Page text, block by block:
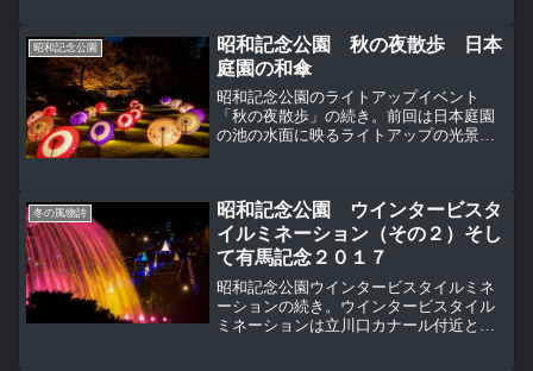
昭和記念公園
昭和記念公園 秋の夜散歩 日本
庭園の和傘
昭和記念公園のライトアップイベント
「秋の夜散歩」の続き。前回は日本庭園
の池の水面に映るライトアップの光景だ
い。これは清池軒周辺の紅葉...
冬の風物詩
昭和記念公園 ウインタービスタ
イルミネーション（その２）そし
て有馬記念２０１７
昭和記念公園ウインタービスタイルミネ
ーションの続き。ウインタービスタイル
ミネーションは立川口カナール付近とそ